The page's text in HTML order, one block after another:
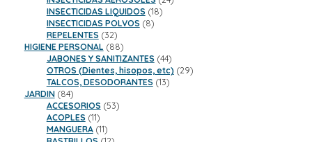
INSECTICIDAS LIQUIDOS 1818
INSECTICIDAS POLVOS 88
REPELENTES 3232
productos
HIGIENE PERSONAL 8888
productos
JABONES Y SANITIZANTES 4444
productos
OTROS (Dientes, hisopos, etc) 2929
TALCOS, DESODORANTES 1313
JARDIN 8484
productos
ACCESORIOS 5353
ACOPLES 1111
productos
MANGUERA 1111